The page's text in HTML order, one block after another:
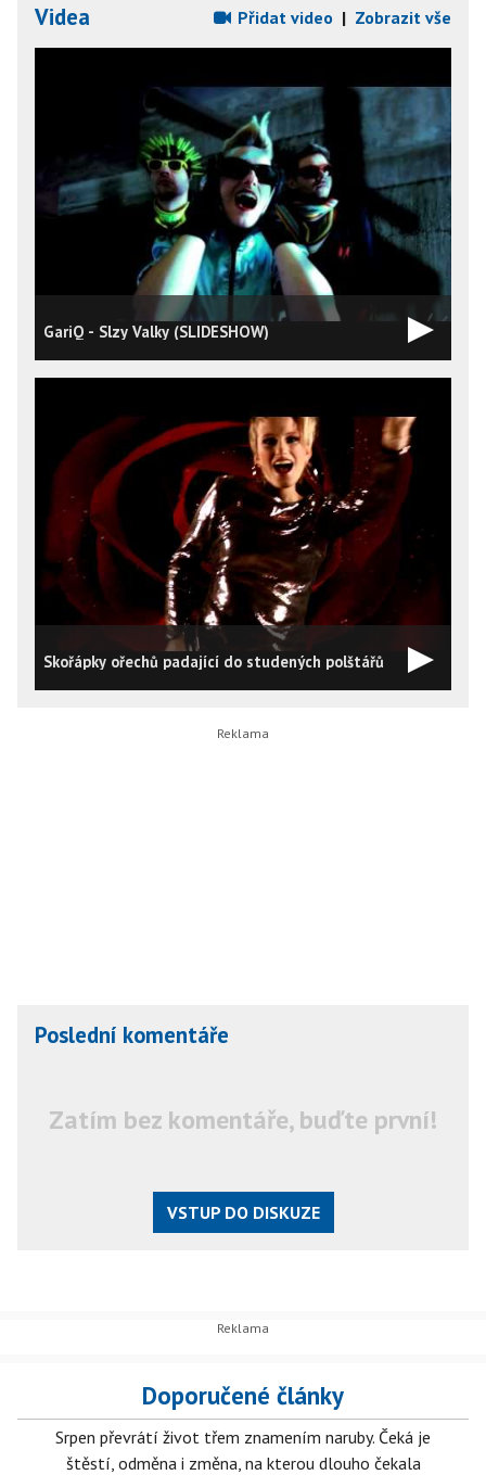
Videa Přidat video | Zobrazit vše
GariQ - Slzy Valky (SLIDESHOW)
Skořápky ořechů padající do studených polštářů
Poslední komentáře
Zatím bez komentáře, buďte první!
VSTUP DO DISKUZE
Doporučené články
Srpen převrátí život třem znamením naruby. Čeká je
štěstí, odměna i změna, na kterou dlouho čekala